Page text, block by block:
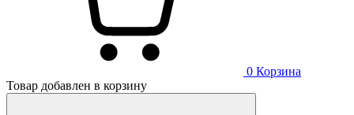
0 Корзина
Товар добавлен в корзину